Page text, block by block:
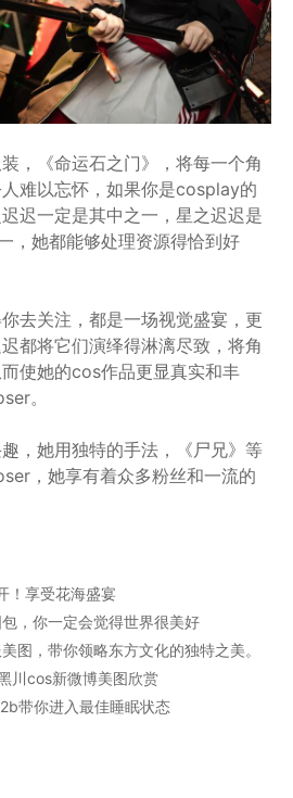
，《命运石之门》，将每一个角
难以忘怀，如果你是cosplay的
迟一定是其中之一，星之迟迟是
，她都能够处理资源得恰到好
去关注，都是一场视觉盛宴，更
都将它们演绎得淋漓尽致，将角
使她的cos作品更显真实和丰
。
，她用独特的手法，《尸兄》等
，她享有着众多粉丝和一流的
！享受花海盛宴
，你一定会觉得世界很美好
图，带你领略东方文化的独特之美。
川cos新微博美图欣赏
带你进入最佳睡眠状态